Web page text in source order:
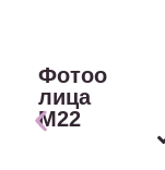
лица
M22